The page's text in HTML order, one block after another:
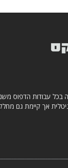
עבודות הדפוס משנת
אך קיימת גם